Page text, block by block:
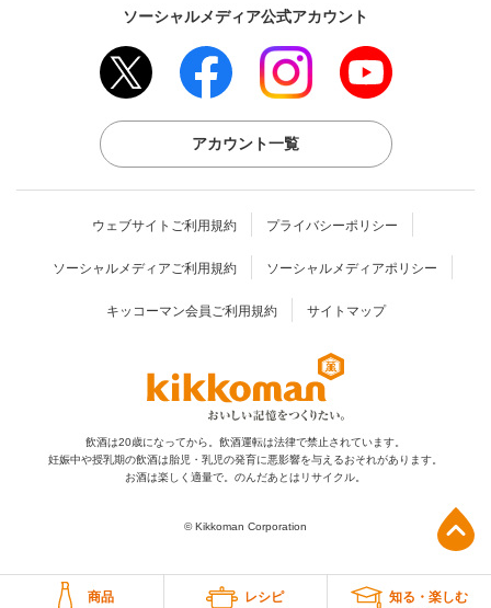
商品 レシピ 知る・楽しむ
ソーシャルメディア公式アカウント
アカウント一覧
ウェブサイトご利用規約 プライバシーポリシー
ソーシャルメディアご利用規約 ソーシャルメディアポリシー
キッコーマン会員ご利用規約 サイトマップ
飲酒は20歳になってから。飲酒運転は法律で禁止されています。
妊娠中や授乳期の飲酒は胎児・乳児の発育に悪影響を与えるおそれがあります。
お酒は楽しく適量で。のんだあとはリサイクル。
© Kikkoman Corporation